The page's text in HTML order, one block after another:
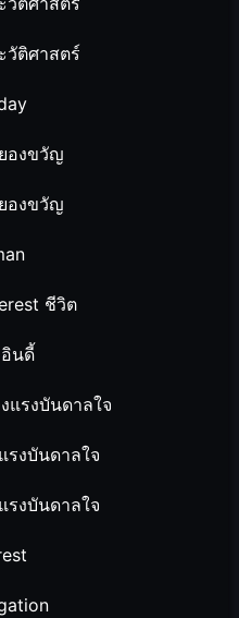
วัติศาสตร์
องขวัญ
องขวัญ
ชีวิต
นดี้
แรงบันดาลใจ
รงบันดาลใจ
รงบันดาลใจ